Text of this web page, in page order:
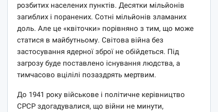
розбитих населених пунктів. Десятки мільйонів
загиблих і поранених. Сотні мільйонів зламаних
доль. Але це «квіточки» порівняно з тим, що може
статися в майбутньому. Світова війна без
застосування ядерної зброї не обійдеться. Під
загрозу буде поставлено існування людства, а
тимчасово вцілілі позаздрять мертвим.
До 1941 року військове і політичне керівництво
СРСР здогадувалися, що війни не минути,